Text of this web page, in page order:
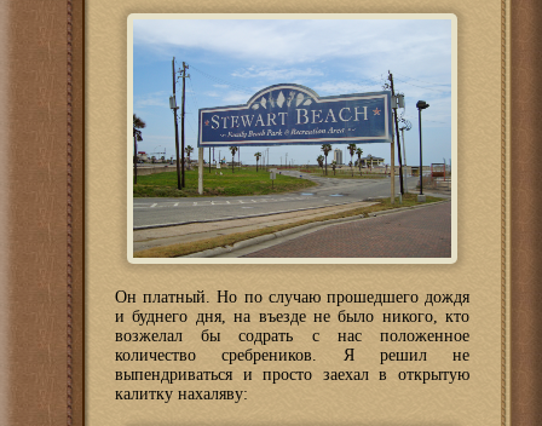
Он платный. Но по случаю прошедшего дождя
и буднего дня, на въезде не было никого, кто
возжелал бы содрать с нас положенное
количество сребреников. Я решил не
выпендриваться и просто заехал в открытую
калитку нахаляву: